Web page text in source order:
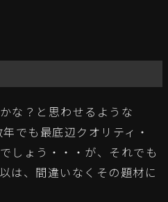
な？と思わせるような
でも最底辺クオリティ・
しょう・・・が、それでも
は、間違いなくその題材に